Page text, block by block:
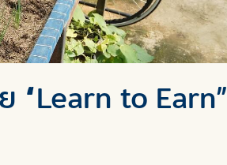
“Learn to Earn”